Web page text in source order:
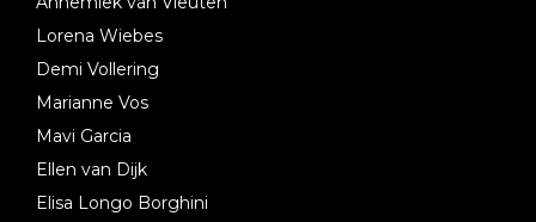
Lorena Wiebes
Demi Vollering
Marianne Vos
Mavi Garcia
Ellen van Dijk
Elisa Longo Borghini